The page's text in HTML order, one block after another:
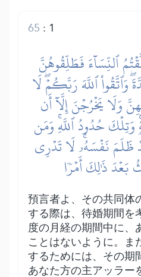
1
:
65
ٱلنِّسَآءَ فَطَلِّقُوهُنَّ
وَٱتَّقُواْ ٱللَّهَ رَبَّكُمۡۖ لَا
وَلَا يَخۡرُجۡنَ إِلَّآ أَن
حُدُودُ ٱللَّهِۚ وَمَن
ظَلَمَ نَفۡسَهُۥۚ لَا تَدۡرِي
بَعۡدَ ذَٰلِكَ أَمۡرٗا
預言者よ、その共同体
する際は、待婚期間を
度の月経の期間中に、
ことはないように。ま
するためには、その期
あなた方の主アッラー